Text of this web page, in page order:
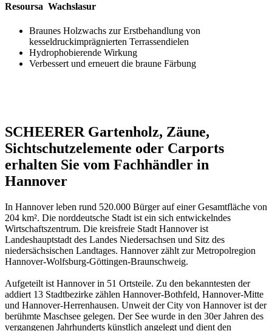
Resoursa  Wachslasur
Braunes Holzwachs zur Erstbehandlung von
kesseldruckimprägnierten Terrassendielen
Hydrophobierende Wirkung
Verbessert und erneuert die braune Färbung
SCHEERER Gartenholz, Zäune,
Sichtschutzelemente oder Carports
erhalten Sie vom Fachhändler in
Hannover
In Hannover leben rund 520.000 Bürger auf einer Gesamtfläche von
204 km². Die norddeutsche Stadt ist ein sich entwickelndes
Wirtschaftszentrum. Die kreisfreie Stadt Hannover ist
Landeshauptstadt des Landes Niedersachsen und Sitz des
niedersächsischen Landtages. Hannover zählt zur Metropolregion
Hannover-Wolfsburg-Göttingen-Braunschweig.
Aufgeteilt ist Hannover in 51 Ortsteile. Zu den bekanntesten der
addiert 13 Stadtbezirke zählen Hannover-Bothfeld, Hannover-Mitte
und Hannover-Herrenhausen. Unweit der City von Hannover ist der
berühmte Maschsee gelegen. Der See wurde in den 30er Jahren des
vergangenen Jahrhunderts künstlich angelegt und dient den